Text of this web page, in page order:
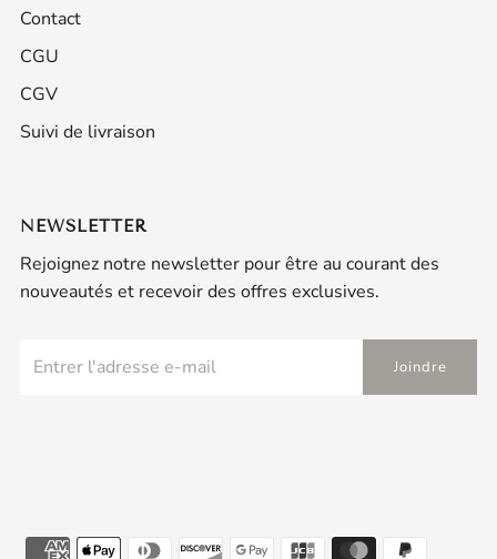
Contact
CGU
CGV
Suivi de livraison
NEWSLETTER
Rejoignez notre newsletter pour être au courant des
nouveautés et recevoir des offres exclusives.